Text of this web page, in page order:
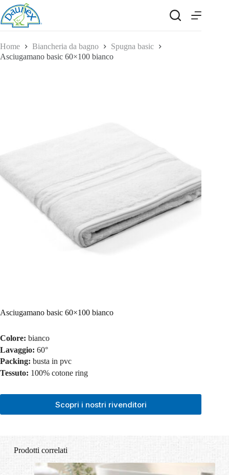
Salta
al
contenuto
Home Biancheria da bagno
Spugna basic
Asciugamano basic 60×100 bianco
Asciugamano basic 60×100 bianco
Colore: bianco
Lavaggio: 60°
Packing: busta in pvc
Tessuto: 100% cotone ring
Scopri i nostri rivenditori
Prodotti correlati